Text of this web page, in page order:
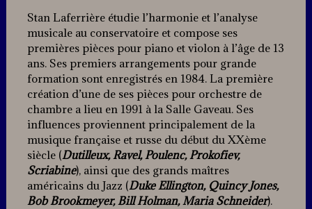
Stan Laferrière étudie l’harmonie et l’analyse
musicale au conservatoire et compose ses
premières pièces pour piano et violon à l’âge de 13
ans. Ses premiers arrangements pour grande
formation sont enregistrés en 1984. La première
création d’une de ses pièces pour orchestre de
chambre a lieu en 1991 à la Salle Gaveau. Ses
influences proviennent principalement de la
musique française et russe du début du XXème
siècle (Dutilleux, Ravel, Poulenc, Prokofiev,
Scriabine), ainsi que des grands maîtres
américains du Jazz (Duke Ellington, Quincy Jones,
Bob Brookmeyer, Bill Holman, Maria Schneider).